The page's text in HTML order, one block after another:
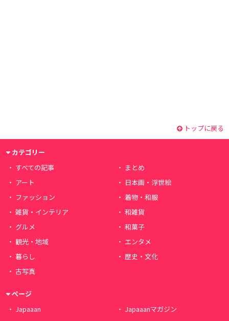
トップに戻る
カテゴリー
すべての記事
まとめ
アート
日本画・浮世絵
ファッション
着物・和服
雑貨・インテリア
和雑貨
グルメ
和菓子
観光・地域
エンタメ
暮らし
歴史・文化
古写真
ページ
Japaaan
Japaaanマガジン